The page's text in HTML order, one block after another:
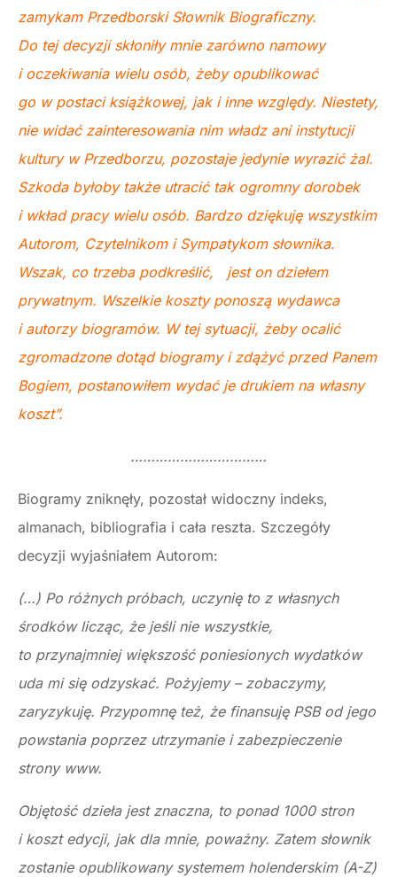
zamykam Przedborski Słownik Biograficzny.
Do tej decyzji skłoniły mnie zarówno namowy
i oczekiwania wielu osób, żeby opublikować
go w postaci książkowej, jak i inne względy. Niestety,
nie widać zainteresowania nim władz ani instytucji
kultury w Przedborzu, pozostaje jedynie wyrazić żal.
Szkoda byłoby także utracić tak ogromny dorobek
i wkład pracy wielu osób. Bardzo dziękuję wszystkim
Autorom, Czytelnikom i Sympatykom słownika.
Wszak, co trzeba podkreślić, jest on dziełem
prywatnym. Wszelkie koszty ponoszą wydawca
i autorzy biogramów. W tej sytuacji, żeby ocalić
zgromadzone dotąd biogramy i zdążyć przed Panem
Bogiem, postanowiłem wydać je drukiem na własny
koszt”.
……………………………
Biogramy zniknęły, pozostał widoczny indeks,
almanach, bibliografia i cała reszta. Szczegóły
decyzji wyjaśniałem Autorom:
(…) Po różnych próbach, uczynię to z własnych
środków licząc, że jeśli nie wszystkie,
to przynajmniej większość poniesionych wydatków
uda mi się odzyskać. Pożyjemy – zobaczymy,
zaryzykuję. Przypomnę też, że finansuję PSB od jego
powstania poprzez utrzymanie i zabezpieczenie
strony www.
Objętość dzieła jest znaczna, to ponad 1000 stron
i koszt edycji, jak dla mnie, poważny. Zatem słownik
zostanie opublikowany systemem holenderskim (A-Z)